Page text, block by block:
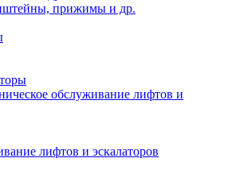
прижимы и др.
обслуживание лифтов и
лифтов и эскалаторов